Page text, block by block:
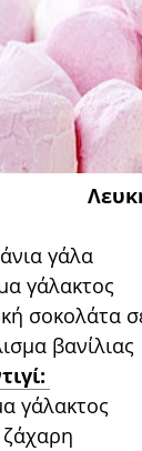
γάλα
γάλακτος
σοκολάτα
βανίλιας
γάλακτος